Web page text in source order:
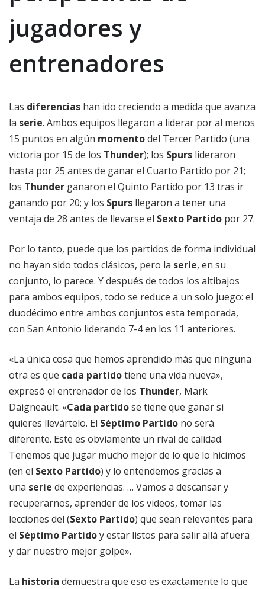
jugadores y
entrenadores
Las diferencias han ido creciendo a medida que avanza
la serie. Ambos equipos llegaron a liderar por al menos
15 puntos en algún momentodel Tercer Partido (una
victoria por 15 de los Thunder); los Spurs lideraron
hasta por 25 antes de ganar el Cuarto Partido por 21;
los Thunder ganaron el Quinto Partido por 13 tras ir
ganando por 20; y los Spurs llegaron a tener una
ventaja de 28 antes de llevarse el Sexto Partido por 27.
Por lo tanto, puede que los partidos de forma individual
no hayan sido todos clásicos, pero la serie, en su
conjunto, lo parece. Y después de todos los altibajos
para ambos equipos, todo se reduce a un solo juego: el
duodécimo entre ambos conjuntos esta temporada,
con San Antonio liderando 7-4 en los 11 anteriores.
«La única cosa que hemos aprendido más que ninguna
otra es que cada partidotiene una vida nueva»,
expresó el entrenador de los Thunder, Mark
Daigneault. «Cada partidose tiene que ganar si
quieres llevártelo. El Séptimo Partido no será
diferente. Este es obviamente un rival de calidad.
Tenemos que jugar mucho mejor de lo que lo hicimos
(en el Sexto Partido) y lo entendemos gracias a
una serie de experiencias. … Vamos a descansar y
recuperarnos, aprender de los videos, tomar las
lecciones del (Sexto Partido) que sean relevantes para
el Séptimo Partidoy estar listos para salir allá afuera
y dar nuestro mejor golpe».
La historia demuestra que eso es exactamente lo que